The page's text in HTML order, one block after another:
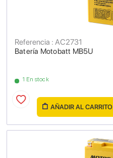
Batería Motobatt MB5U
Referencia : AC2731
1 En stock
AÑADIR AL CARRITO